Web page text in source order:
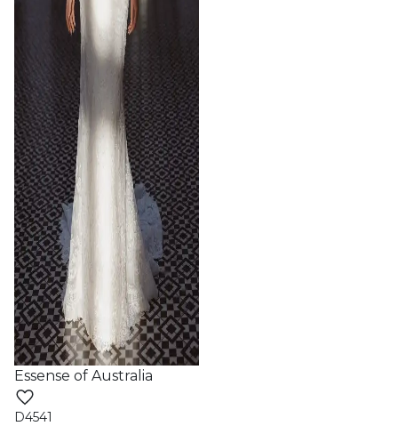
Essense of Australia
D4541